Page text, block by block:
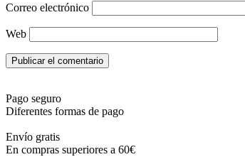
Correo electrónico
Web
Pago seguro
Diferentes formas de pago
Envío gratis
En compras superiores a 60€